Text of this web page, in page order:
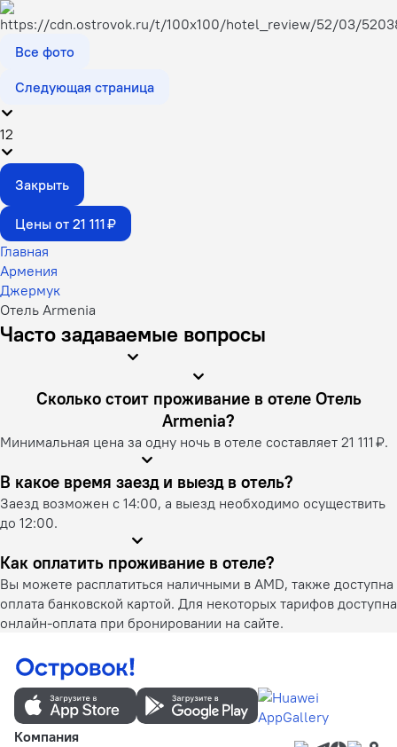
Все фото
Следующая страница
12
Закрыть
Цены от 21 111 ₽
Главная
Армения
Джермук
Отель Armenia
Часто задаваемые вопросы
Сколько стоит проживание в отеле Отель
Armenia?
Минимальная цена за одну ночь в отеле составляет 21 111 ₽.
В какое время заезд и выезд в отель?
Заезд возможен с 14:00, а выезд необходимо осуществить
до 12:00.
Как оплатить проживание в отеле?
Вы можете расплатиться наличными в AMD, также доступна
оплата банковской картой. Для некоторых тарифов доступна
онлайн-оплата при бронировании на сайте.
Компания